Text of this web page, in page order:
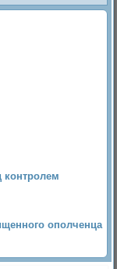
контролем
ополченца